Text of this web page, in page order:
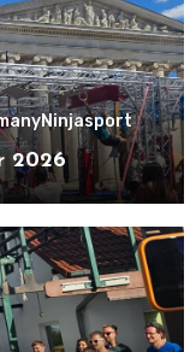
Ninjasport
2026